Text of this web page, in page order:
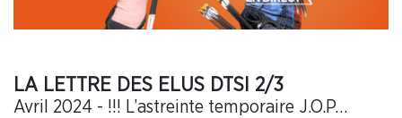
LA LETTRE DES ELUS DTSI 2/3
Avril 2024 - !!! L’astreinte temporaire J.O.P…